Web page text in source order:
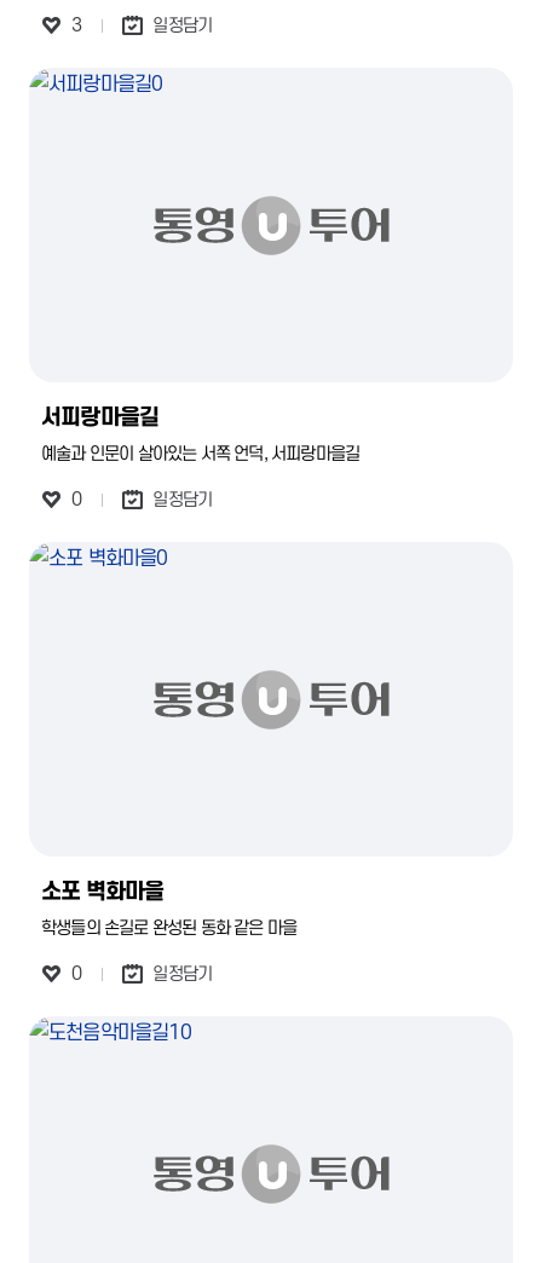
3 일정담기
서피랑마을길
예술과 인문이 살아있는 서쪽 언덕, 서피랑마을길
0 일정담기
소포 벽화마을
학생들의 손길로 완성된 동화 같은 마을
0 일정담기